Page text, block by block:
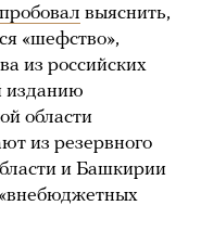
выяснить,
«шефство»,
из российских
изданию
области
из резервного
и Башкирии